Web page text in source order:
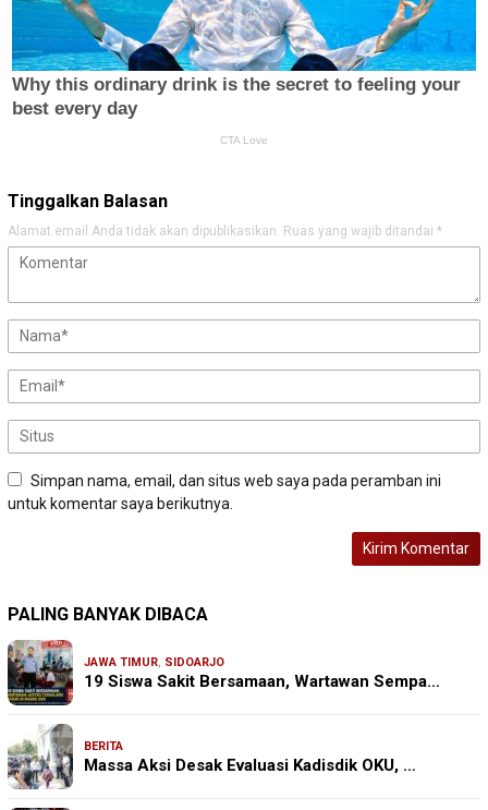
Tinggalkan Balasan
Alamat email Anda tidak akan dipublikasikan. Ruas yang wajib ditandai *
Simpan nama, email, dan situs web saya pada peramban ini
untuk komentar saya berikutnya.
PALING BANYAK DIBACA
JAWA TIMUR, SIDOARJO
19 Siswa Sakit Bersamaan, Wartawan Sempa…
BERITA
Massa Aksi Desak Evaluasi Kadisdik OKU, …